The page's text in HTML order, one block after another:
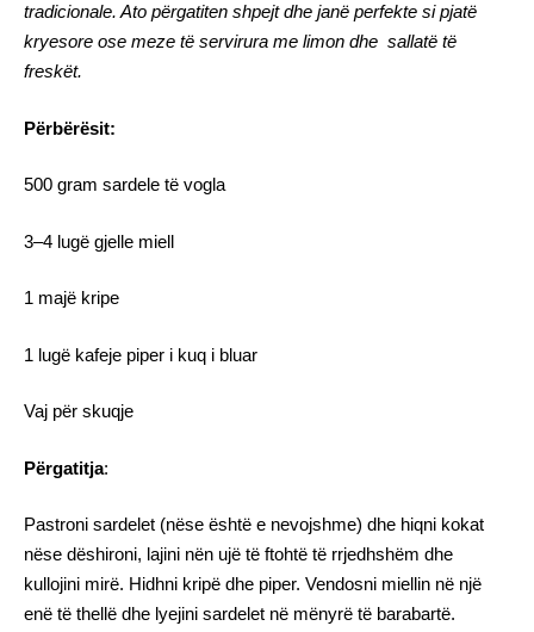
tradicionale. Ato përgatiten shpejt dhe janë perfekte si pjatë
kryesore ose meze të servirura me limon dhe sallatë të
freskët.
Përbërësit:
500 gram sardele të vogla
3–4 lugë gjelle miell
1 majë kripe
1 lugë kafeje piper i kuq i bluar
Vaj për skuqje
Përgatitja:
Pastroni sardelet (nëse është e nevojshme) dhe hiqni kokat
nëse dëshironi, lajini nën ujë të ftohtë të rrjedhshëm dhe
kullojini mirë. Hidhni kripë dhe piper. Vendosni miellin në një
enë të thellë dhe lyejini sardelet në mënyrë të barabartë.